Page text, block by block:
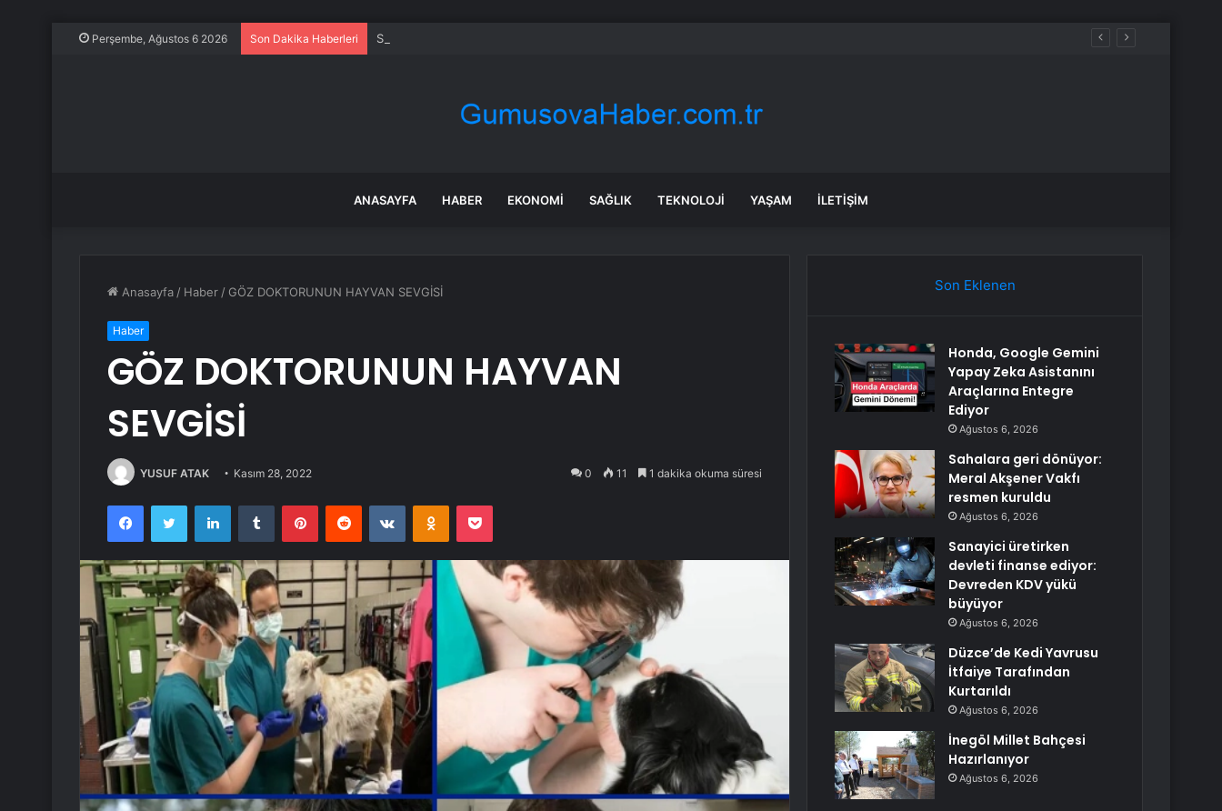
Perşembe, Ağustos 6 2026 Son Dakika Haberleri Sahalara geri dönüyor: Meral Akşener Vakfı resmen kuruldu
ANASAYFA HABER EKONOMI SAĞLIK TEKNOLOJI YAŞAM İLETIŞIM
Anasayfa / Haber / GÖZ DOKTORUNUN HAYVAN SEVGİSİ
Haber
GÖZ DOKTORUNUN HAYVAN
SEVGİSİ
YUSUF ATAK Kasım 28, 2022 0 11 1 dakika okuma süresi
FacebookTwitter LinkedInTumblr PinterestReddit VKontakteOdnoklassniki
Pocket
Son Eklenen
Honda, Google Gemini
Yapay Zeka Asistanını
Araçlarına Entegre
Ediyor
Ağustos 6, 2026
Sahalara geri dönüyor:
Meral Akşener Vakfı
resmen kuruldu
Ağustos 6, 2026
Sanayici üretirken
devleti finanse ediyor:
Devreden KDV yükü
büyüyor
Ağustos 6, 2026
Düzce’de Kedi Yavrusu
İtfaiye Tarafından
Kurtarıldı
Ağustos 6, 2026
İnegöl Millet Bahçesi
Hazırlanıyor
Ağustos 6, 2026